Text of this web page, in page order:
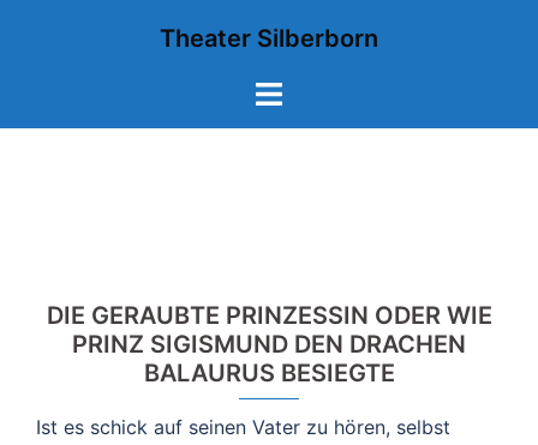
Theater Silberborn
Menü
DIE GERAUBTE PRINZESSIN ODER WIE
PRINZ SIGISMUND DEN DRACHEN
BALAURUS BESIEGTE
Ist es schick auf seinen Vater zu hören, selbst